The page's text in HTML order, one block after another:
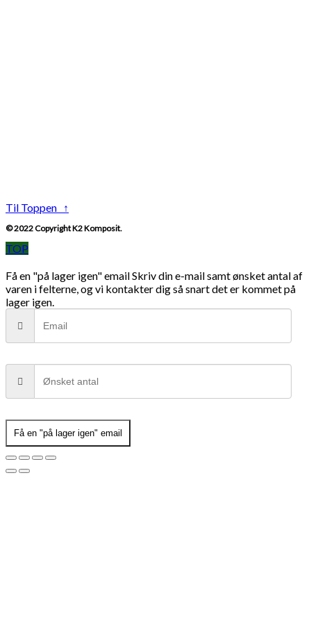
Til Toppen ↑
© 2022 Copyright K2 Komposit.
TOP
Få en "på lager igen" emailSkriv din e-mail samt ønsket antal af
varen i felterne, og vi kontakter dig så snart det er kommet på
lager igen.
Få en "på lager igen" email